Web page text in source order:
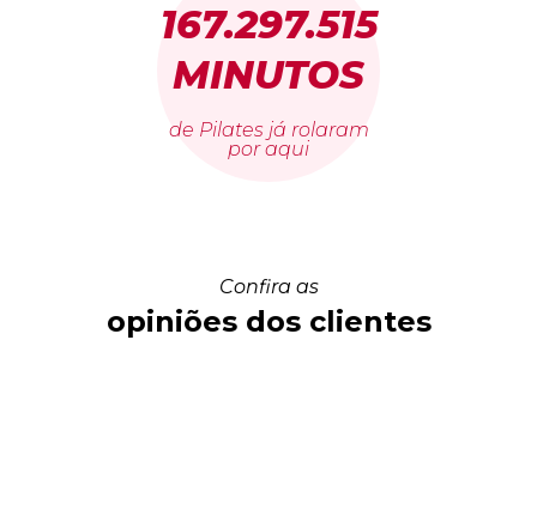
167.297.515
MINUTOS
de Pilates já rolaram
por aqui
Confira as
opiniões dos clientes